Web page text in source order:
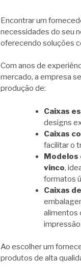
Encontrar um
necessidades do seu
oferecendo soluções
Com anos de
mercado, a empresa
produção de:
Caixas
designs
Caixas
facilitar o
Modelos
vinco,
formatos
Caixas
alimentos
impressão.
Ao escolher um
produtos de alta